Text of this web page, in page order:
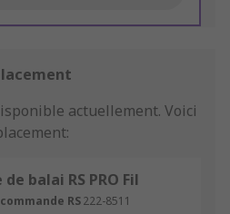
actuellement. Voici
balai RS PRO Fil
RS222-8511